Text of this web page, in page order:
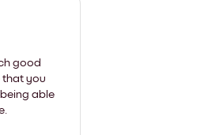
good
that you
able